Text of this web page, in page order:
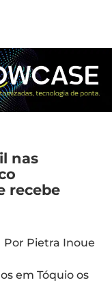
nas
recebe
Por Pietra Inoue
em Tóquio os